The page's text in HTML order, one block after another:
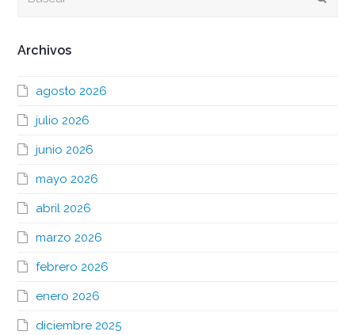
Archivos
agosto 2026
julio 2026
junio 2026
mayo 2026
abril 2026
marzo 2026
febrero 2026
enero 2026
diciembre 2025